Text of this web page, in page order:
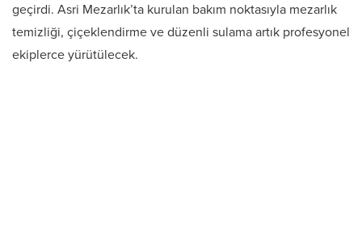
geçirdi. Asri Mezarlık’ta kurulan bakım noktasıyla mezarlık
temizliği, çiçeklendirme ve düzenli sulama artık profesyonel
ekiplerce yürütülecek.